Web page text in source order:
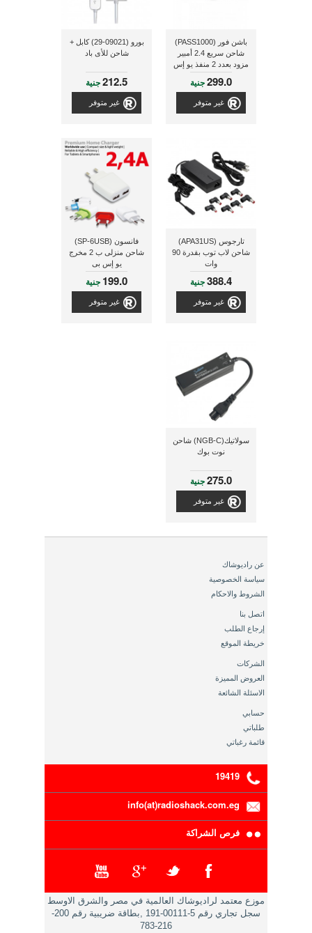
باشن فور (PASS1000)
شاحن سريع 2.4 أمبير
مزود بعدد 2 منفذ يو إس
للتليفونات الذكية و
التابلت, أبيض اللون
299.0جنية
غير متوفر
بورو (09021-29) كابل +
شاحن للأى باد
212.5جنية
غير متوفر
تارجوس (APA31US)
شاحن لاب توب بقدرة 90
وات
388.4جنية
غير متوفر
فانسون (SP-6USB)
شاحن منزلى ب 2 مخرج
يو إس بى
199.0 جنية
غير متوفر
سولاتيك(NGB-C) شاحن
نوت بوك
275.0جنية
غير متوفر
عن راديوشاك
سياسة الخصوصية
الشروط والاحكام
اتصل بنا
إرجاع الطلب
خريطة الموقع
الشركات
العروض المميزة
الاسئلة الشائعة
حسابي
طلباتي
قائمة رغباتي
19419
info(at)radioshack.com.eg
فرص الشراكة
موزع معتمد لراديوشاك العالمية في مصر والشرق الاوسط
سجل تجاري رقم 5-00111-191 ,بطاقة ضريبية رقم 200-
216-783